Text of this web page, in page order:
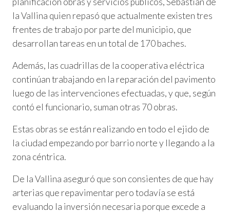
la Vallina quien repasó que actualmente existen tres
frentes de trabajo por parte del municipio, que
desarrollan tareas en un total de 170 baches.
Además, las cuadrillas de la cooperativa eléctrica
continúan trabajando en la reparación del pavimento
luego de las intervenciones efectuadas, y que, según
contó el funcionario, suman otras 70 obras.
Estas obras se están realizando en todo el ejido de
la ciudad empezando por barrio norte y llegando a la
zona céntrica.
De la Vallina aseguró que son consientes de que hay
arterias que repavimentar pero todavía se está
evaluando la inversión necesaria porque excede a